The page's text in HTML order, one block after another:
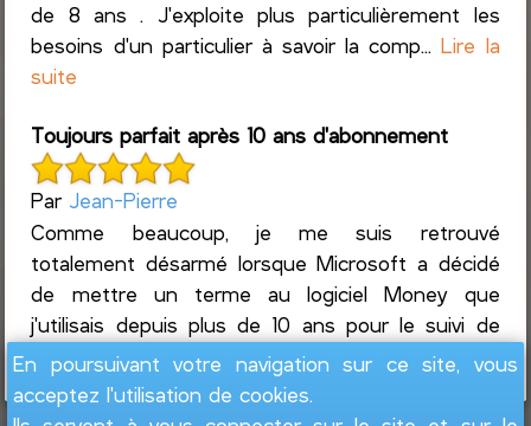
de 8 ans . J'exploite plus particulièrement les
besoins d'un particulier à savoir la comp...Lire la
suite
Toujours parfait après 10 ans d'abonnement
Par Jean-Pierre
Comme beaucoup, je me suis retrouvé
totalement désarmé lorsque Microsoft a décidé
de mettre un terme au logiciel Money que
j'utilisais depuis plus de 10 ans pour le suivi de
mes comptes bancaires, po...Lire la suite
En poursuivant votre navigation sur ce site, vous
acceptez l'utilisation de cookies.